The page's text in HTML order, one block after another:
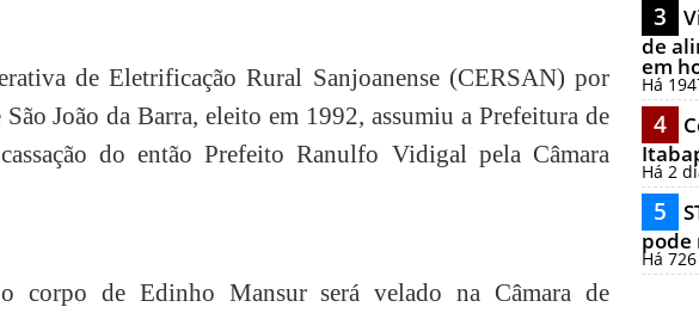
de Eletrificação Rural Sanjoanense (CERSAN) por
João da Barra, eleito em 1992, assumiu a Prefeitura de
do então Prefeito Ranulfo Vidigal pela Câmara
corpo de Edinho Mansur será velado na Câmara de
3
de
em
Há
4
Há 2
5
pode
Há